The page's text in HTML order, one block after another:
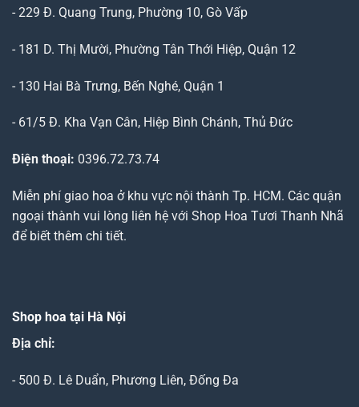
- 229 Đ. Quang Trung, Phường 10, Gò Vấp
- 181 D. Thị Mười, Phường Tân Thới Hiệp, Quận 12
- 130 Hai Bà Trưng, Bến Nghé, Quận 1
- 61/5 Đ. Kha Vạn Cân, Hiệp Bình Chánh, Thủ Đức
Điện thoại: 0396.72.73.74
Miễn phí giao hoa ở khu vực nội thành Tp. HCM. Các quận
ngoại thành vui lòng liên hệ với Shop Hoa Tươi Thanh Nhã
để biết thêm chi tiết.
Shop hoa tại Hà Nội
Địa chỉ:
- 500 Đ. Lê Duẩn, Phương Liên, Đống Đa